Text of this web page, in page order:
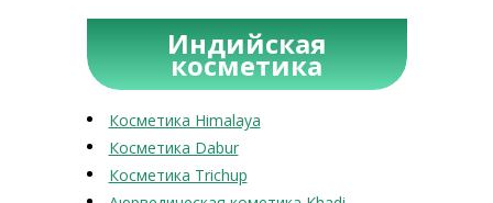
Индийская
косметика
Косметика Himalaya
Косметика Dabur
Косметика Trichup